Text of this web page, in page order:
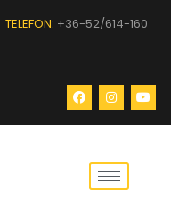
TELEFON: +36-52/614-160